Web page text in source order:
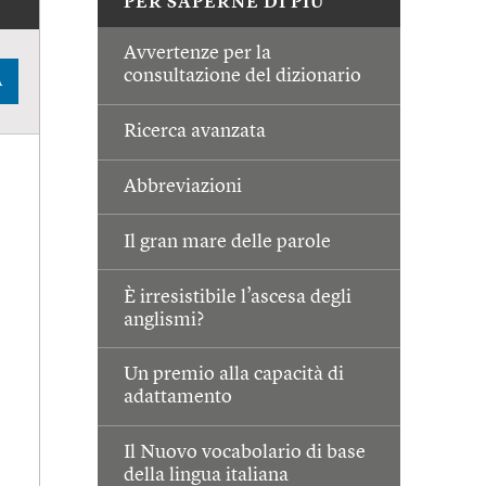
Avvertenze per la
consultazione del dizionario
Ricerca avanzata
Abbreviazioni
Il gran mare delle parole
È irresistibile l’ascesa degli
anglismi?
Un premio alla capacità di
adattamento
Il Nuovo vocabolario di base
della lingua italiana